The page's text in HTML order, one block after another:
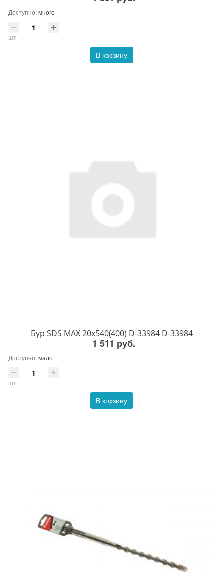
Доступно:много
шт
В корзину
Бур SDS MAX 20x540(400) D-33984 D-33984
1 511 руб.
Доступно:мало
шт
В корзину